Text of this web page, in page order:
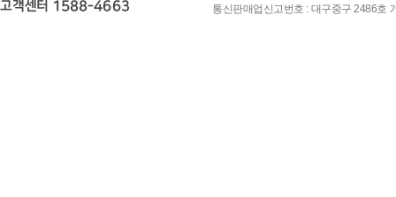
통신판매업신고번호 : 대구중구 2486호